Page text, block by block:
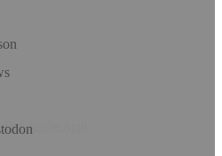
Hol dir die App!